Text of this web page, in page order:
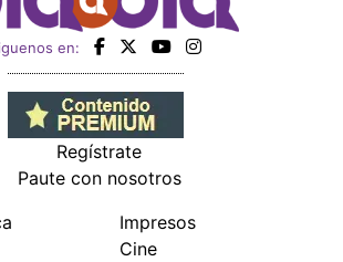
en:
Regístrate
Paute con nosotros
Impresos
Cine